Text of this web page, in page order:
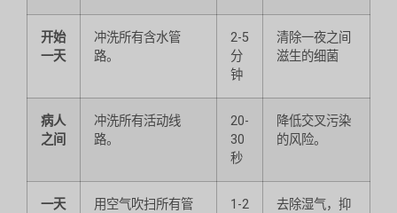
开始
一天
冲洗所有含水管
路。
2-5
分
钟
清除一夜之间
滋生的细菌
病人
之间
冲洗所有活动线
路。
20-
30
秒
降低交叉污染
的风险。
一天
用空气吹扫所有管
1-2
去除湿气，抑